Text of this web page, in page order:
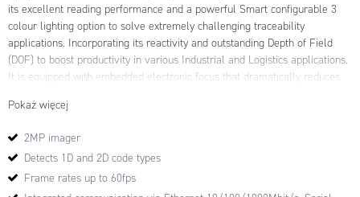
its excellent reading performance and a powerful Smart configurable 3
colour lighting option to solve extremely challenging traceability
applications. Incorporating its reactivity and outstanding Depth of Field
(DOF) to boost productivity in various Industrial and Logistics applications.
It is equipped with embedded electronic focus that dramatically reduces
to improve production flexibility in line with Industry 4.0 requirements.
system, X-Press button HMI and DL Code software. Full industrial
connectivity, overall compactness and rotating connectors make Matrix
320 an extremely easy install into every industrial environment.
Pokaż więcej
2MP imager
Detects 1D and 2D code types
Frame rates up to 60fps